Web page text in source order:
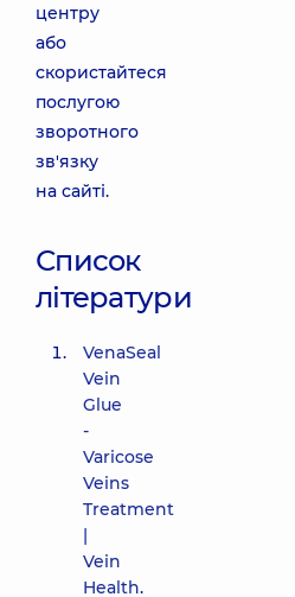
центру
або
скористайтеся
послугою
зворотного
зв'язку
на сайті.
Список
літератури
VenaSeal
Vein
Glue
-
Varicose
Veins
Treatment
|
Vein
Health.